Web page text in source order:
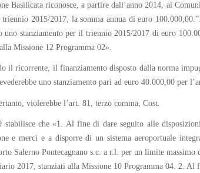
Basilicata riconosce, a partire dall’anno 2014, ai
triennio 2015/2017, la somma annua di euro
uno stanziamento per il triennio 2015/2017 di euro
Missione 12 Programma 02».
il ricorrente, il finanziamento disposto dalla norma
uno stanziamento pari ad euro 40.000,00 per
violerebbe l’art. 81, terzo comma, Cost.
stabilisce che «1. Al fine di dare seguito alle
e merci e a disporre di un sistema aeroportuale
Salerno Pontecagnano s.c. a r.l. per un limite
2017, stanziati alla Missione 10 Programma 04. 2.